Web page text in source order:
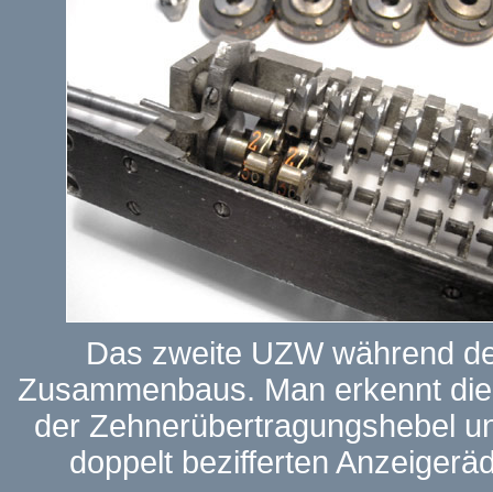
Das zweite UZW während
Zusammenbaus. Man erkennt
der Zehnerübertragungshebel
doppelt bezifferten